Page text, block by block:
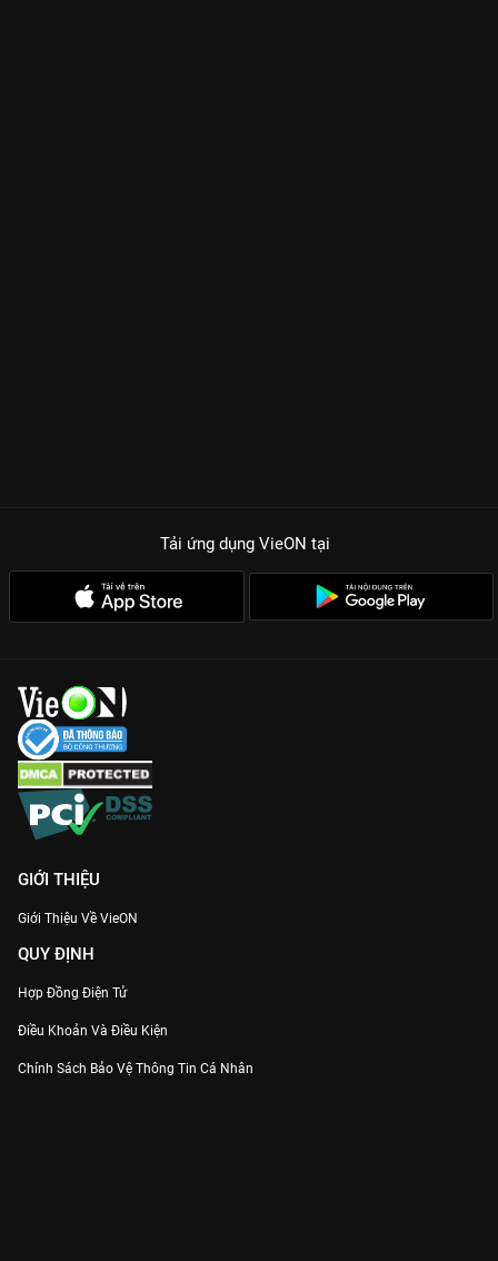
Tải ứng dụng VieON tại
GIỚI THIỆU
Giới Thiệu Về VieON
QUY ĐỊNH
Hợp Đồng Điện Tử
Điều Khoản Và Điều Kiện
Chính Sách Bảo Vệ Thông Tin Cá Nhân